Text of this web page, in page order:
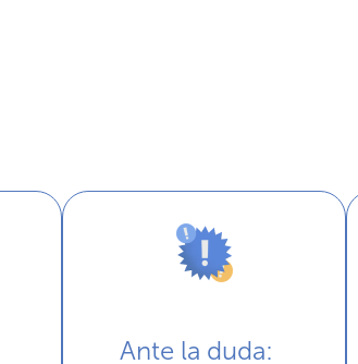
Ante la duda: